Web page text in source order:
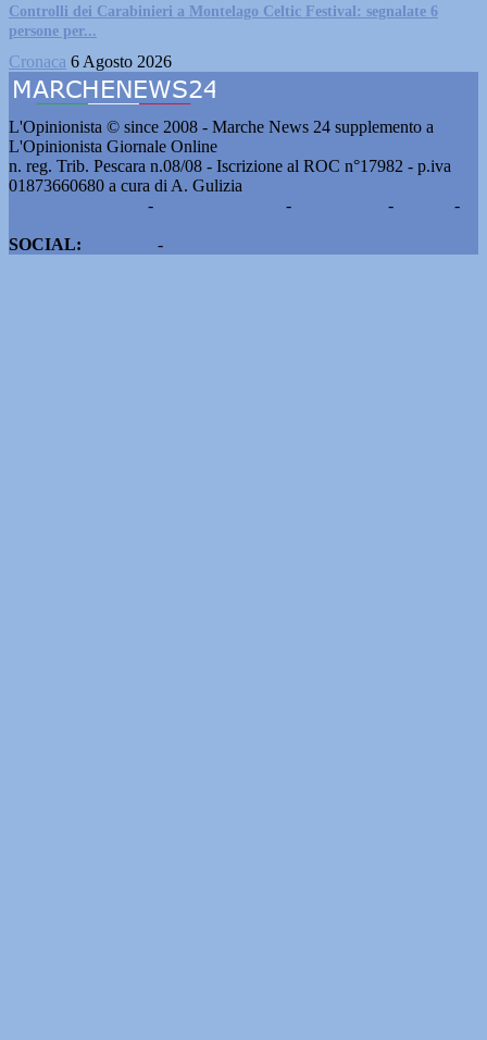
Controlli dei Carabinieri a Montelago Celtic Festival: segnalate 6
persone per...
Cronaca 6 Agosto 2026
L'Opinionista © since 2008 - Marche News 24 supplemento a
L'Opinionista Giornale Online
n. reg. Trib. Pescara n.08/08 - Iscrizione al ROC n°17982 - p.iva
01873660680 a cura di A. Gulizia
- - -
-
SOCIAL:
-